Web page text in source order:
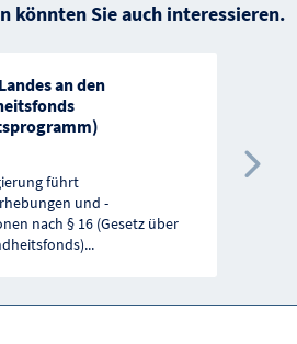
könnten Sie auch interessieren.
an den
führt
und -
nach § 16 (Gesetz über
...